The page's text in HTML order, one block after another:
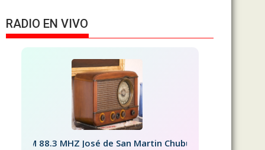
RADIO EN VIVO
FM 88.3 MHZ José de San Martin Chubut